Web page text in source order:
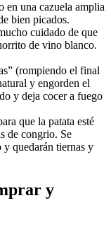
en una cazuela amplia
bien picados.
cuidado de que
de vino blanco.
(rompiendo el final
y engorden el
y deja cocer a fuego
que la patata esté
de congrio. Se
quedarán tiernas y
y